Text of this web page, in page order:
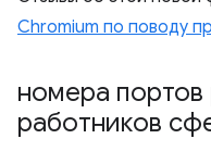
Chromium по поводу
номера портов
работников